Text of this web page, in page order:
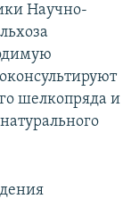
Научно-
шелкопряда и